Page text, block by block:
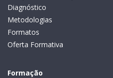
Diagnóstico
Metodologias
Formatos
Oferta Formativa
Formação